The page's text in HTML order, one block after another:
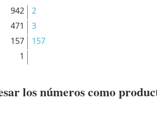
942
2
471
3
157
157
1
los números como